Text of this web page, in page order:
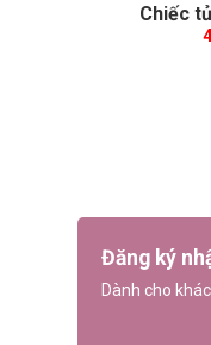
Chiếc
Đăng ký
Dành cho